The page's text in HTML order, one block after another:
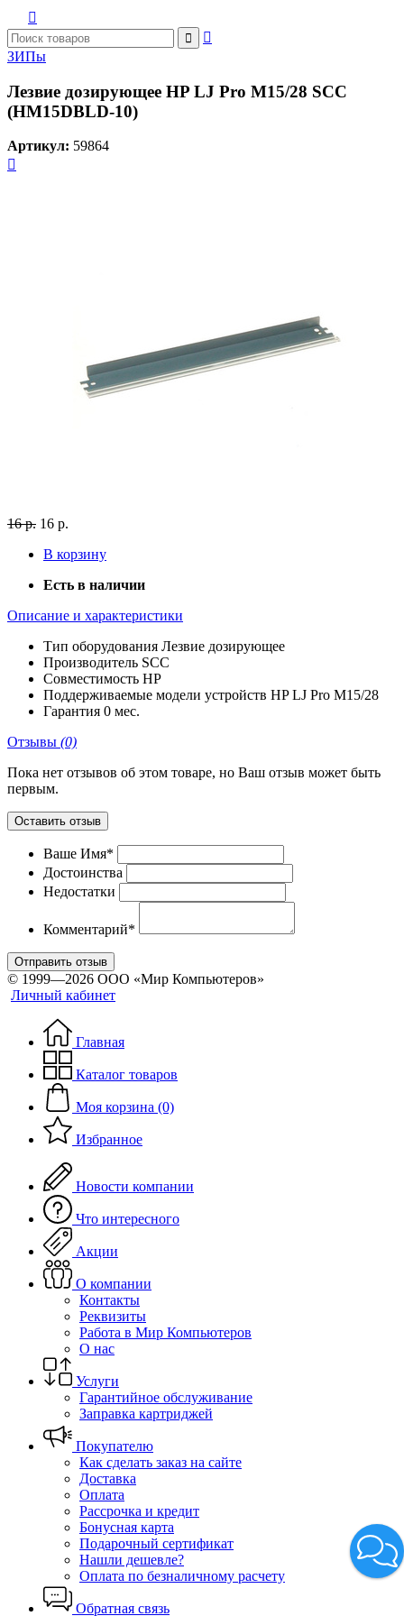



ЗИПы
Лезвие дозирующее HP LJ Pro M15/28 SCC
(HM15DBLD-10)
Артикул: 59864

16 р. 16 р.
В корзину
Есть в наличии
Описание и характеристики
Тип оборудования Лезвие дозирующее
Производитель SCC
Совместимость HP
Поддерживаемые модели устройств HP LJ Pro M15/28
Гарантия 0 мес.
Отзывы (0)
Пока нет отзывов об этом товаре, но Ваш отзыв может быть
первым.
Оставить отзыв
Ваше Имя*
Достоинства
Недостатки
Комментарий*
Отправить отзыв
© 1999—2026 ООО «Мир Компьютеров»
Личный кабинет
Главная
Каталог товаров
Моя корзина (0)
Избранное
Новости компании
Что интересного
Акции
О компании
Контакты
Реквизиты
Работа в Мир Компьютеров
О нас
Услуги
Гарантийное обслуживание
Заправка картриджей
Покупателю
Как сделать заказ на сайте
Доставка
Оплата
Рассрочка и кредит
Бонусная карта
Подарочный сертификат
Нашли дешевле?
Оплата по безналичному расчету
Обратная связь